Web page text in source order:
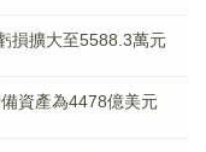
損擴大至5588.3萬元
資產為4478億美元